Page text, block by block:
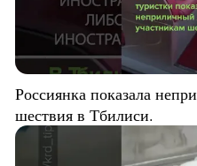
Россиянка показала
шествия в Тбилиси.